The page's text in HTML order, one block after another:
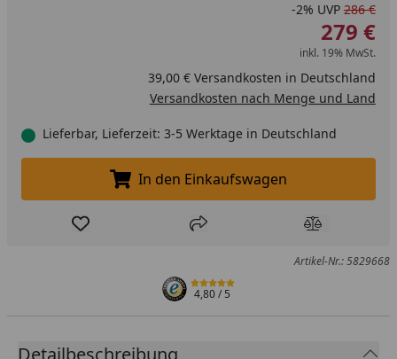
-2% UVP 286 €
279 €
inkl. 19% MwSt.
39,00 € Versandkosten in Deutschland
Versandkosten nach Menge und Land
Lieferbar, Lieferzeit: 3-5 Werktage in Deutschland
In den Einkaufswagen legen
In den Einkaufswagen
Produkt zur Wunschliste hinzufügen
Teilen Produkt
Artikel-Nr.: 5829668
4,80/ 5